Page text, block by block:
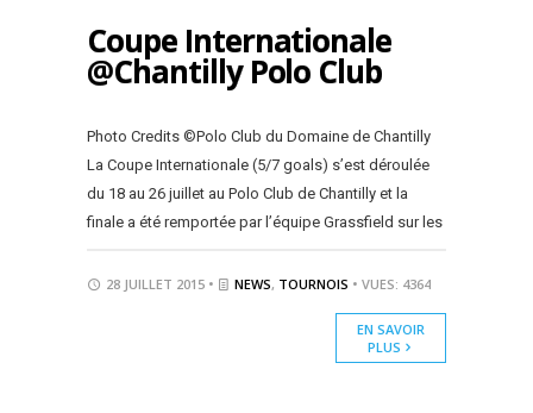
Coupe Internationale
@Chantilly Polo Club
Photo Credits ©Polo Club du Domaine de Chantilly
La Coupe Internationale (5/7 goals) s’est déroulée
du 18 au 26 juillet au Polo Club de Chantilly et la
finale a été remportée par l’équipe Grassfield sur les
28 JUILLET 2015 • NEWS, TOURNOIS • VUES: 4364
EN SAVOIR
PLUS